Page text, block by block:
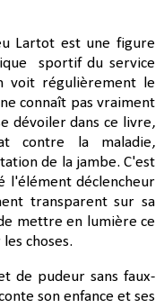
Lartot est une figure
sportif du service
voit régulièrement le
connaît pas vraiment
dévoiler dans ce livre,
contre la maladie,
de la jambe. C'est
l'élément déclencheur
transparent sur sa
mettre en lumière ce
choses.
de pudeur sans faux-
son enfance et ses